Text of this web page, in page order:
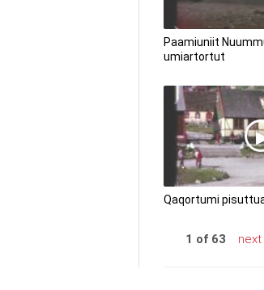
Paamiuniit
umiartortut
Qaqortumi
1 of 63 next